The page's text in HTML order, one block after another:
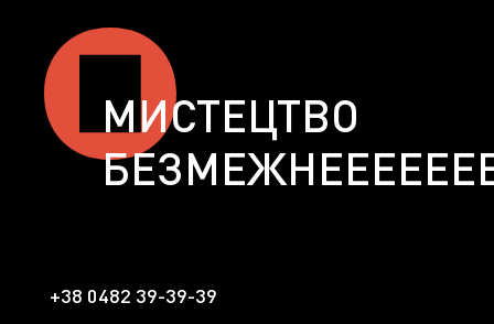
МИСТЕЦТВО
+38 0482 39-39-39